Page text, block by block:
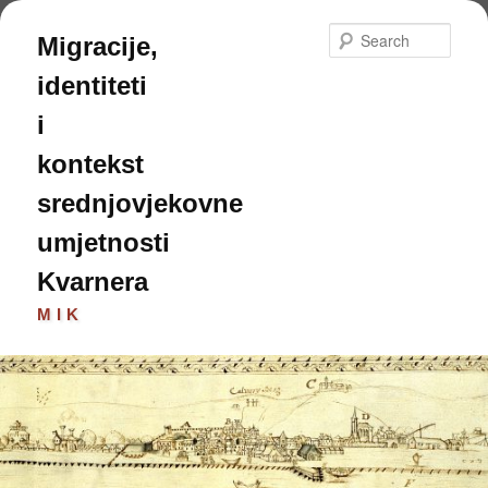
Skip
primary
content
Migracije,
identiteti
i
kontekst
srednjovjekovne
umjetnosti
Kvarnera
MIK